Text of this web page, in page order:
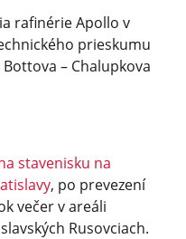
rafinérie Apollo v
prieskumu
– Chalupkova
stavenisku na
, po prevezení
večer v areáli
Rusovciach.